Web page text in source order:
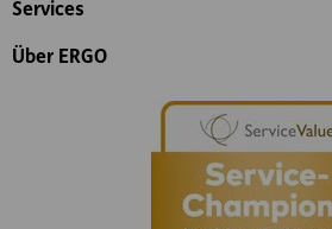
Services
Über ERGO